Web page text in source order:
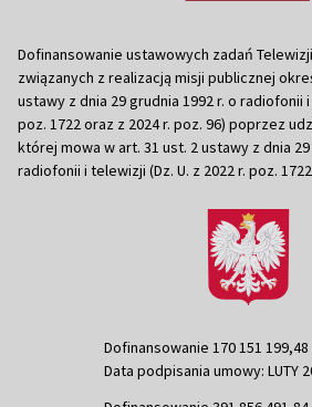
Dofinansowanie ustawowych zadań
związanych z realizacją misji publicznej
ustawy z dnia 29 grudnia 1992 r. o radiofonii i
poz. 1722 oraz z 2024 r. poz. 96) poprzez
której mowa w art. 31 ust. 2 ustawy z dnia 29
radiofonii i telewizji (Dz. U. z 2022 r. poz.
Dofinansowanie 170 151 199,48
Data podpisania umowy: LUTY